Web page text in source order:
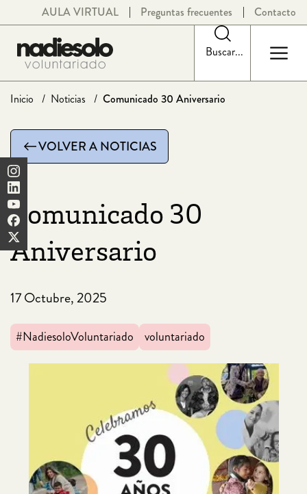
al
contenido
AULA VIRTUAL Preguntas frecuentes Contacto
Buscar...
Inicio Noticias Comunicado 30 Aniversario
VOLVER A NOTICIAS
Comunicado 30
Aniversario
17 Octubre, 2025
#NadiesoloVoluntariado voluntariado